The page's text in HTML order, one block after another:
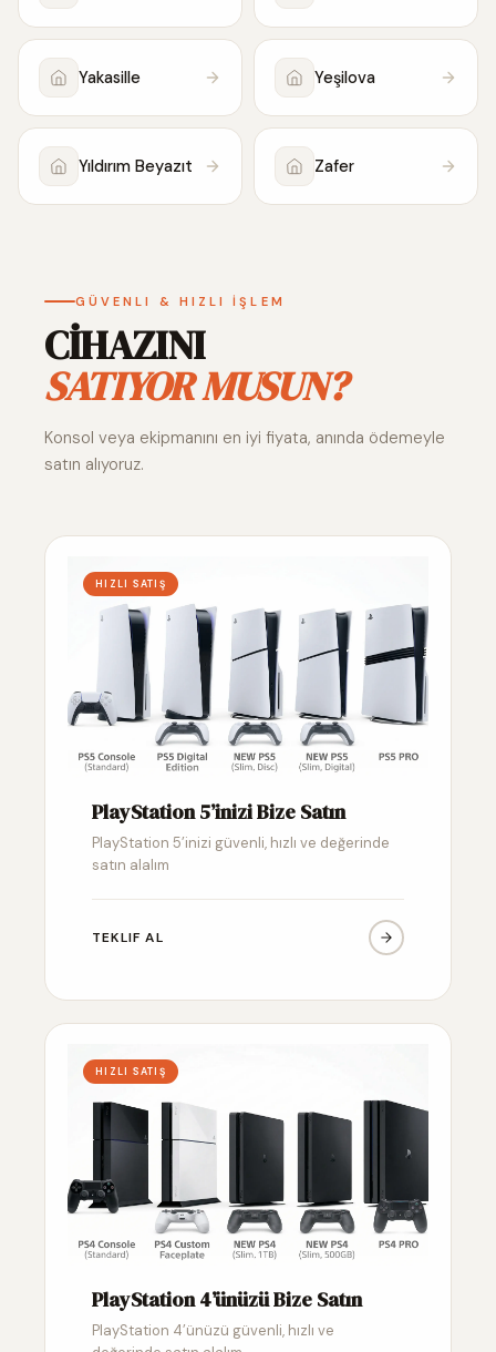
Yakasille Yeşilova
Yıldırım Beyazıt Zafer
GÜVENLI & HIZLI İŞLEM
CİHAZINI
SATIYOR MUSUN?
Konsol veya ekipmanını en iyi fiyata, anında ödemeyle
satın alıyoruz.
HIZLI SATIŞ
PlayStation 5’inizi Bize Satın
PlayStation 5’inizi güvenli, hızlı ve değerinde
satın alalım
TEKLIF AL
HIZLI SATIŞ
PlayStation 4’ünüzü Bize Satın
PlayStation 4’ünüzü güvenli, hızlı ve